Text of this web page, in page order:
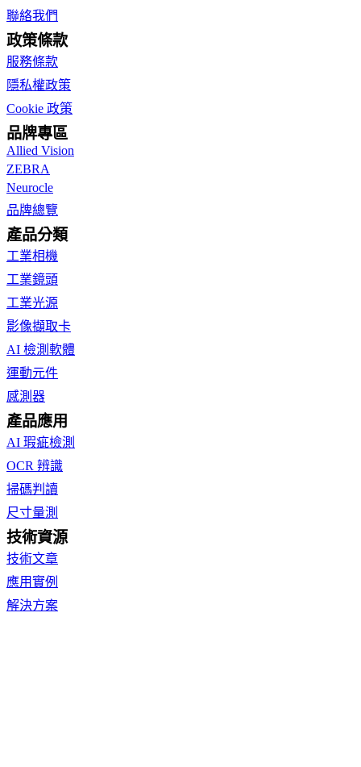
聯絡我們
政策條款
服務條款
隱私權政策
Cookie 政策
品牌專區
Allied Vision
ZEBRA
Neurocle
品牌總覽
產品分類
工業相機
工業鏡頭
工業光源
影像擷取卡
AI 檢測軟體
運動元件
感測器
產品應用
AI 瑕疵檢測
OCR 辨識
掃碼判讀
尺寸量測
技術資源
技術文章
應用實例
解決方案